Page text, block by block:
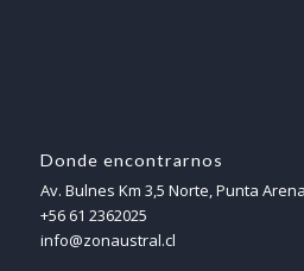
Donde encontrarnos
Av. Bulnes Km 3,5 Norte, Punta
+56 61 2362025
info@zonaustral.cl